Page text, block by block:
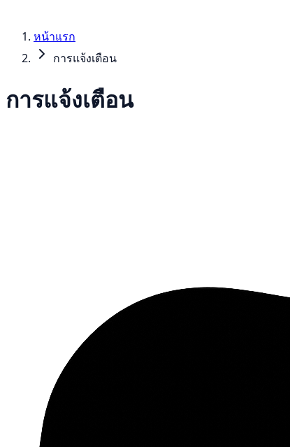
หน้าแรก
การแจ้งเตือน
การแจ้งเตือน